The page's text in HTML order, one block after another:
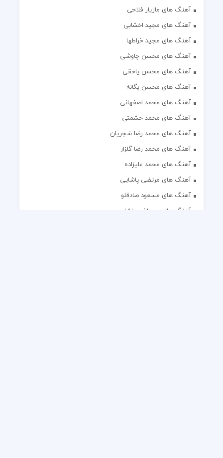
آهنگ های مازیار فلاحی
آهنگ های مجید اخشابی
آهنگ های مجید خراطها
آهنگ های محسن چاوشی
آهنگ های محسن یاحقی
آهنگ های محسن یگانه
آهنگ های محمد اصفهانی
آهنگ های محمد حشمتی
آهنگ های محمد رضا شجریان
آهنگ های محمد رضا گلزار
آهنگ های محمد علیزاده
آهنگ های مرتضی پاشایی
آهنگ های مسعود صادقلو
آهنگ های مصطفی پاشایی